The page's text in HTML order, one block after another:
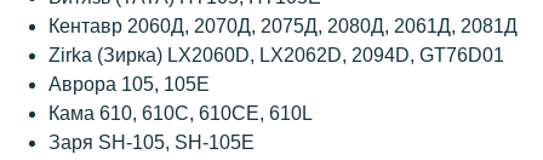
Кентавр 2060Д, 2070Д, 2075Д, 2080Д, 2061Д, 2081Д
Zirka (Зирка) LX2060D, LX2062D, 2094D, GT76D01
Аврора 105, 105E
Кама 610, 610С, 610CE, 610L
Заря SH-105, SH-105E